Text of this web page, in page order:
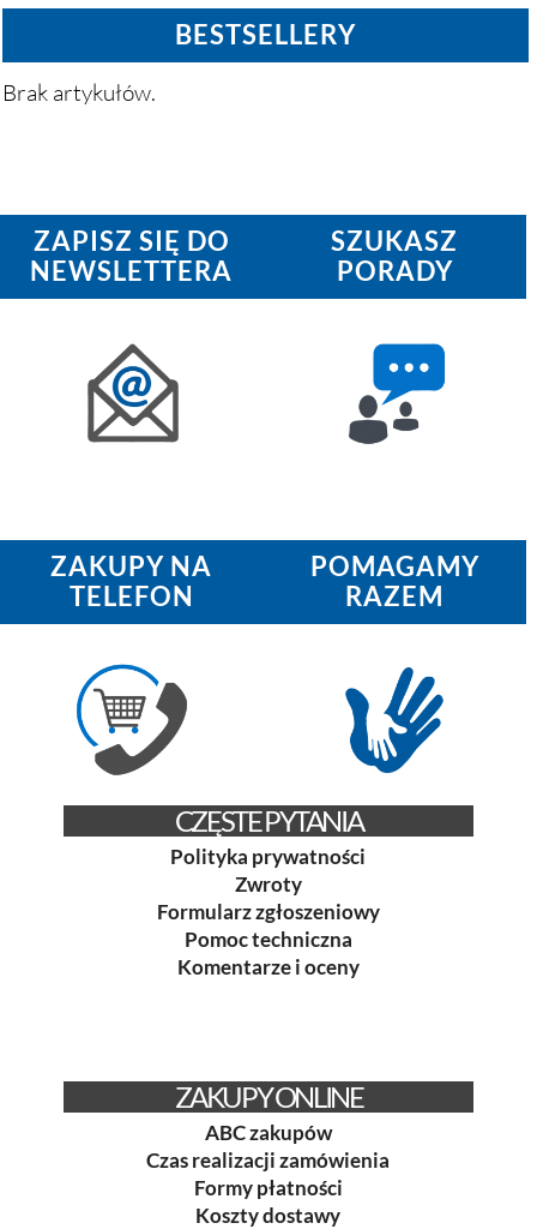
BESTSELLERY
Brak artykułów.
ZAPISZ SIĘ DO
NEWSLETTERA
SZUKASZ
PORADY
ZAKUPY NA
TELEFON
POMAGAMY
RAZEM
CZĘSTE PYTANIA
Polityka prywatności
Zwroty
Formularz zgłoszeniowy
Pomoc techniczna
Komentarze i oceny
ZAKUPY ONLINE
ABC zakupów
Czas realizacji zamówienia
Formy płatności
Koszty dostawy